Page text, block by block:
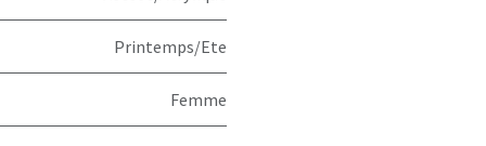
Printemps/Ete
Femme